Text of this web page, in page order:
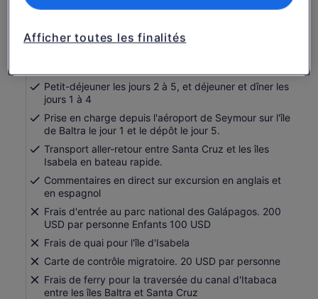
Hébergement en hôtel pour 4 nuits
Petit-déjeuner les jours 2 à 5, et déjeuner et dîner les
jours 1 à 4
Prise en charge depuis l'aéroport de Seymour sur l'île
de Baltra le jour 1 et le dépôt le jour 5.
Transport aller-retour entre Santa Cruz et les îles
Isabela en bateau rapide.
Commentaires en direct sur excursion en anglais et
en espagnol
Frais d'entrée au parc national des Galápagos. 200
USD par personne Enfants 100 USD
Frais de quai pour l'île d'Isabela
Carte de contrôle migratoire. 20 USD par personne
Frais de ferry pour la traversée du canal d'Itabaca
entre les îles Baltra et Santa Cruz
Afficher toutes les finalités